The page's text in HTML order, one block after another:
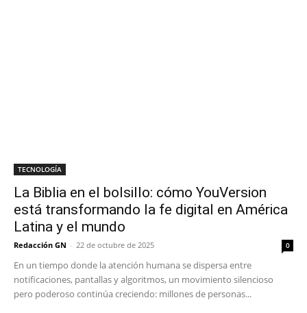
TECNOLOGÍA
La Biblia en el bolsillo: cómo YouVersion
está transformando la fe digital en América
Latina y el mundo
Redacción GN - 22 de octubre de 2025 0
En un tiempo donde la atención humana se dispersa entre
notificaciones, pantallas y algoritmos, un movimiento silencioso
pero poderoso continúa creciendo: millones de personas...